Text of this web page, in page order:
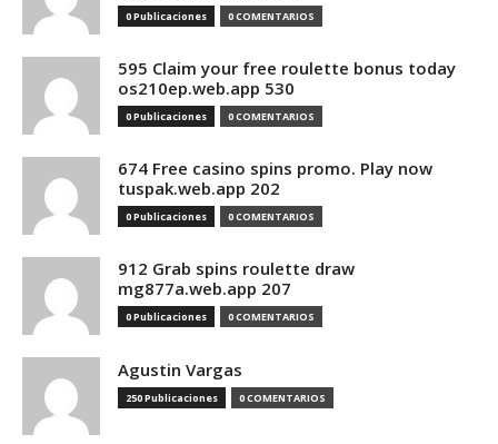
0 Publicaciones 0 COMENTARIOS
595 Claim your free roulette bonus today
os210ep.web.app 530
0 Publicaciones 0 COMENTARIOS
674 Free casino spins promo. Play now
tuspak.web.app 202
0 Publicaciones 0 COMENTARIOS
912 Grab spins roulette draw
mg877a.web.app 207
0 Publicaciones 0 COMENTARIOS
Agustin Vargas
250 Publicaciones 0 COMENTARIOS